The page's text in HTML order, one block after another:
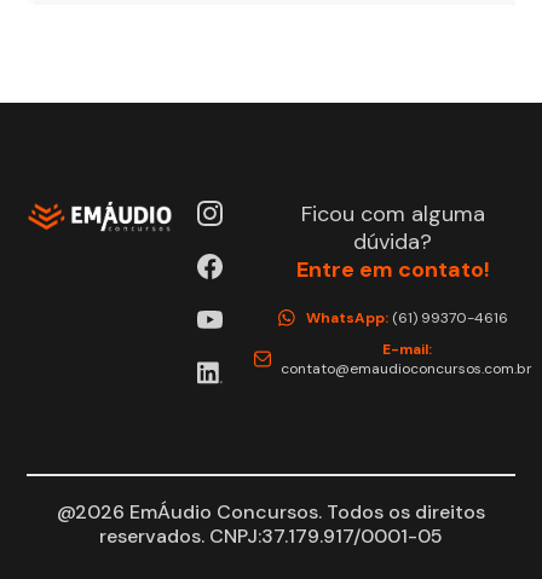
Ficou com alguma
dúvida?
Entre em contato!
WhatsApp: (61) 99370-4616
E-mail:
contato@emaudioconcursos.com.br
@2026 EmÁudio Concursos. Todos os direitos
reservados. CNPJ:37.179.917/0001-05